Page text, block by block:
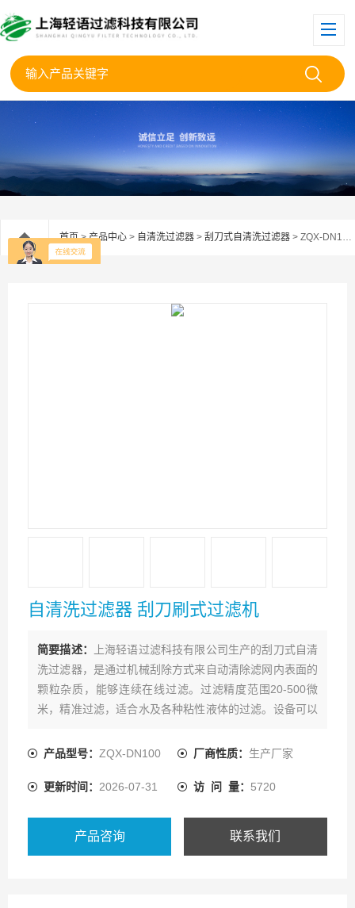
首页>产品中心 > 自清洗过滤器 > 刮刀式自清洗过滤器 > ZQX-DN100自清洗过滤器 刮刀刷式过滤机
自清洗过滤器 刮刀刷式过滤机
简要描述：
上海轻语过滤科技有限公司生产的刮刀式自清
洗过滤器，是通过机械刮除方式来自动清除滤网内表面的
颗粒杂质，能够连续在线过滤。过滤精度范围20-500微
米，精准过滤，适合水及各种粘性液体的过滤。设备可以
废液。自清洗过滤器 刮刀刷式过滤机
产品型号： ZQX-DN100 厂商性质： 生产厂家
更新时间： 2026-07-31 访 问 量： 5720
产品咨询 联系我们